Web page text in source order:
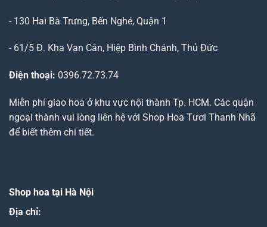
- 130 Hai Bà Trưng, Bến Nghé, Quận 1
- 61/5 Đ. Kha Vạn Cân, Hiệp Bình Chánh, Thủ Đức
Điện thoại: 0396.72.73.74
Miễn phí giao hoa ở khu vực nội thành Tp. HCM. Các quận
ngoại thành vui lòng liên hệ với Shop Hoa Tươi Thanh Nhã
để biết thêm chi tiết.
Shop hoa tại Hà Nội
Địa chỉ: